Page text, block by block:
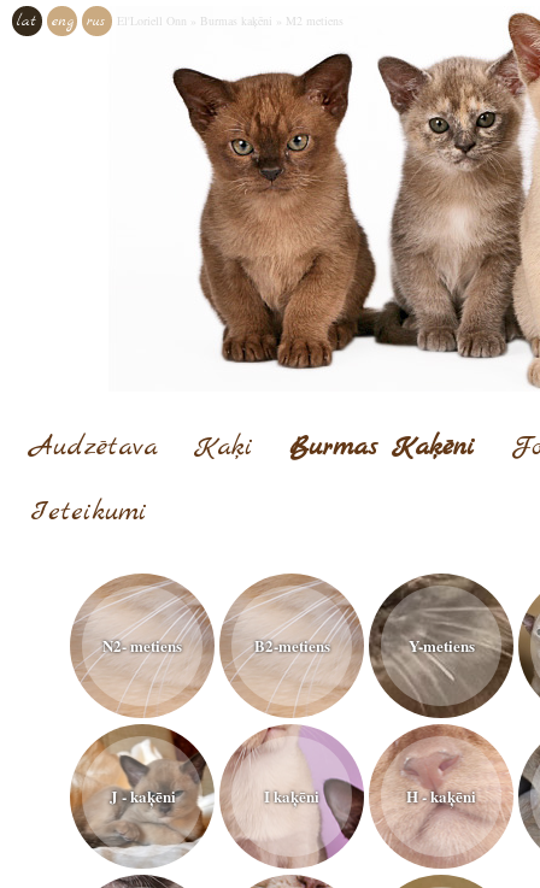
lat eng rus El'Loriell Onn Burmas kaķēni M2 metiens
Audzētava Kaķi Burmas Kaķēni
Ieteikumi
N2- metiens B2-metiens Y-metiens
J - kaķēni I kaķēni H - kaķēni